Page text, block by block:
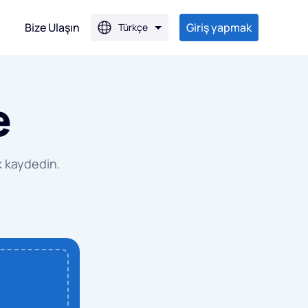
Bize Ulaşın Türkçe Giriş yapmak
kaydedin.